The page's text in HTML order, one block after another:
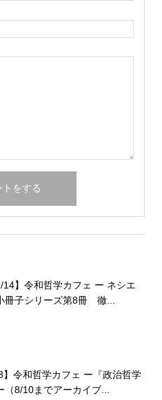
14】令和哲学カフェ ー ネシエ
子シリーズ第8冊 徹...
】令和哲学カフェ ー『政治哲学
（8/10までアーカイブ...